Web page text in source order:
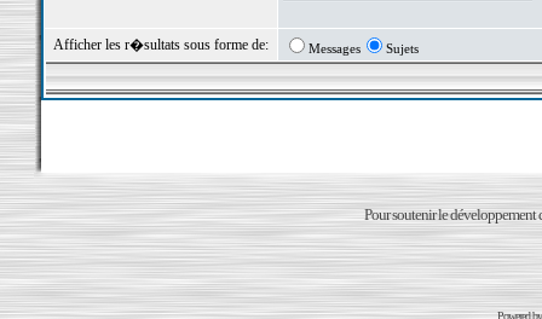
Afficher les r�sultats sous forme de: Messages Sujets
Pour soutenir le développement
Powered